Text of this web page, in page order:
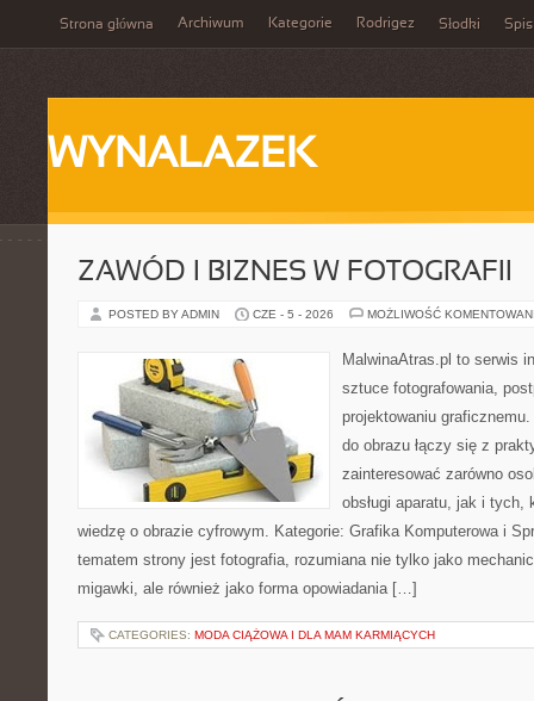
Strona główna Archiwum Kategorie Rodrigez Słodki Spis
WYNALAZEK
ZAWÓD I BIZNES W FOTOGRAFII
POSTED BY ADMIN CZE - 5 - 2026 MOŻLIWOŚĆ
MalwinaAtras.pl to serwis
sztuce fotografowania,
projektowaniu
do obrazu łączy się z
zainteresować zarówno
obsługi aparatu, jak i
wiedzę o obrazie cyfrowym. Kategorie: Grafika Komputerowa i
tematem strony jest fotografia, rozumiana nie tylko jako
migawki, ale również jako forma opowiadania […]
CATEGORIES: MODA CIĄŻOWA I DLA MAM KARMIĄCYCH